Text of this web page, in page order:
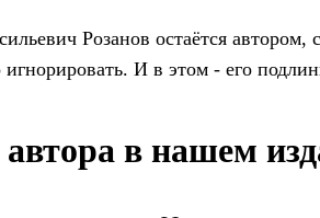
Розанов остаётся автором,
И в этом - его
в нашем